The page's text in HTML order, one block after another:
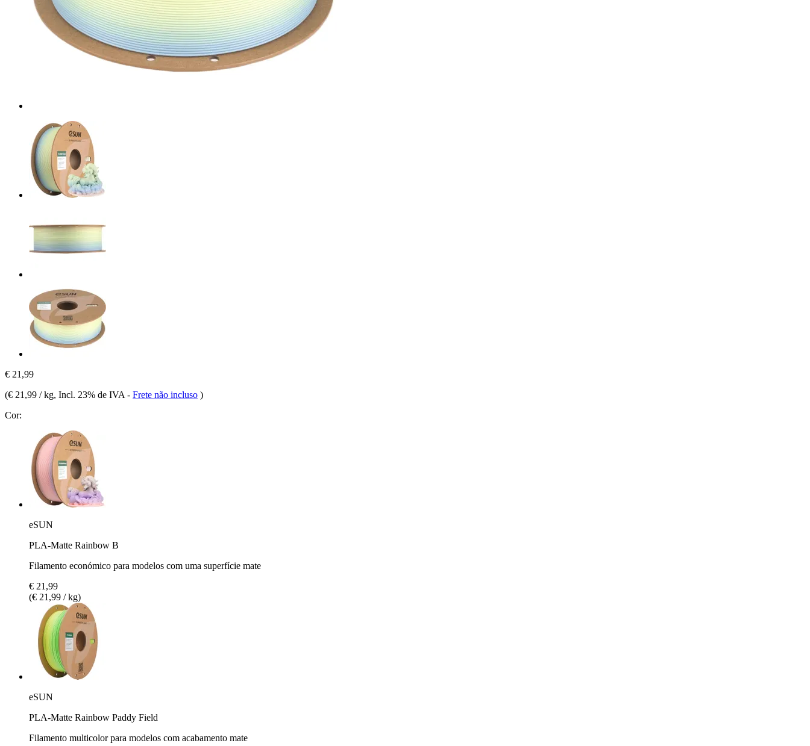
€ 21,99
(€ 21,99 / kg, Incl. 23% de IVA - Frete não incluso )
Cor:
eSUN
PLA-Matte Rainbow B
Filamento económico para modelos com uma superfície mate
€ 21,99
(€ 21,99 / kg)
eSUN
PLA-Matte Rainbow Paddy Field
Filamento multicolor para modelos com acabamento mate